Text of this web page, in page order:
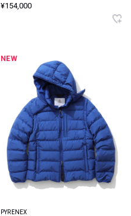
¥154,000
NEW
PYRENEX